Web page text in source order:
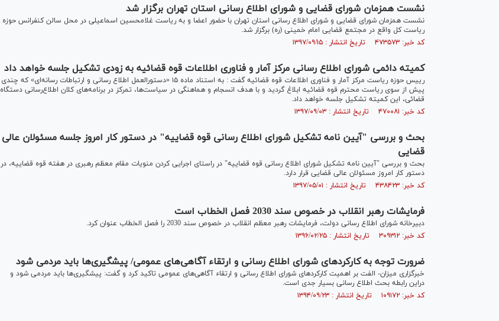
نشست همزمان شورای قضایی و شورای اطلاع رسانی استان تهران برگزار شد
نشست همزمان شورای قضایی و شورای اطلاع رسانی استان تهران با حضور اعضا و به ریاست غلامحسین اسماعیلی در محل سالن کنفرانس حوزه
ریاست کل واقع در مجتمع قضایی امام خمینی (ره) برگزار شد.
کد خبر: ۴۷۳۵۷۳ تاریخ انتشار : ۱۳۹۷/۰۹/۱۵
کمیته دائمی شورای اطلاع رسانی مرکز آمار و فناوری اطلاعات قوه قضائیه به زودی تشکیل جلسه خواهد داد
رییس حوزه ریاست مرکز آمار و فناوری اطلاعات قوه قضائیه گفت : به استناد ماده ۱۵ «دستورالعمل اطلاع رسانی و ارتباطات رسانه‏‌ای» که چندی
پیش از سوی ریاست محترم قوه قضائیه ابلاغ گردید و با هدف انسجام و هماهنگی در سیاست‌ها، تمرکز در برنامه‌های کلان اطلاع‌رسانی دستگاه
قضائی، این کمیته تشکیل جلسه خواهد داد.
کد خبر: ۴۷۰۰۸۱ تاریخ انتشار : ۱۳۹۷/۰۹/۰۳
بحث و بررسی "آیین نامه تشکیل شورای اطلاع رسانی قوه قضاییه" در دستور کار امروز جلسه مسئولان عالی
قضایی
بحث و بررسی "آیین نامه تشکیل شورای اطلاع رسانی قوه قضاییه" در راستای اجرایی کردن منویات مقام معظم رهبری در هفته قوه قضاییه، در
دستور کار امروز مسئولان عالی قضایی قرار دارد.
کد خبر: ۴۳۸۴۲۳ تاریخ انتشار : ۱۳۹۷/۰۵/۰۱
فرمایشات رهبر انقلاب در خصوص سند 2030 فصل الخطاب است
دبیرخانه شورای اطلاع رسانی دولت، فرمایشات رهبر معظم انقلاب در خصوص سند 2030 را فصل الخطاب عنوان کرد.
کد خبر: ۳۰۹۳۱۲ تاریخ انتشار : ۱۳۹۶/۰۲/۲۵
ضرورت توجه به کارکردهای شورای اطلاع رسانی و ارتقاء آگاهی‌های عمومی/ پیشگیری‌ها باید مردمی شود
خبرگزاری میزان- الفت بر اهمیت کارکردهای شورای اطلاع رسانی و ارتقاء آگاهی‌های عمومی تاکید کرد و گفت: پیشگیری‌ها باید مردمی شود و
دراین رابطه بحث اطلاع رسانی بسیار جدی است.
کد خبر: ۱۰۹۱۷۲ تاریخ انتشار : ۱۳۹۴/۰۹/۲۳